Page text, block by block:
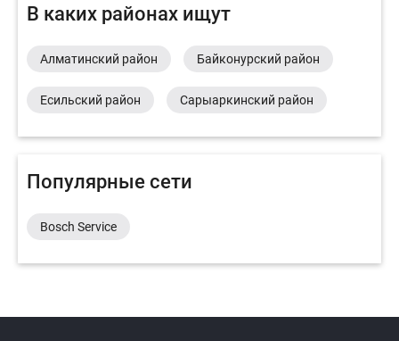
В каких районах ищут
Алматинский район Байконурский район
Есильский район Сарыаркинский район
Популярные сети
Bosch Service